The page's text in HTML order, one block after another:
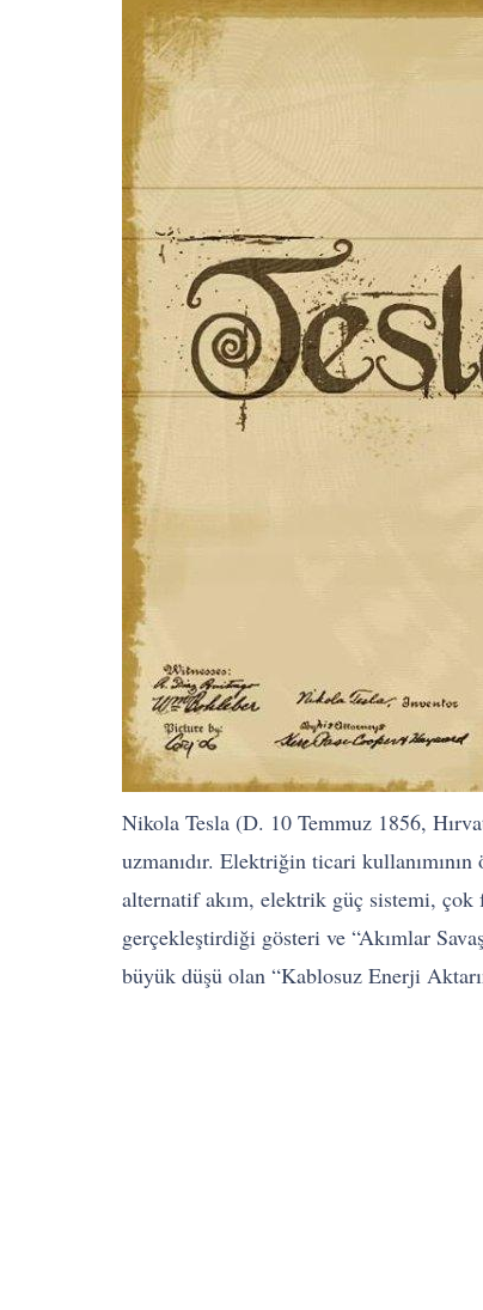
Nikola Tesla (D. 10 Temmuz 1856,
uzmanıdır. Elektriğin ticari
alternatif akım, elektrik güç sistemi, çok
gerçekleştirdiği gösteri ve “Akımlar
büyük düşü olan “Kablosuz Enerji